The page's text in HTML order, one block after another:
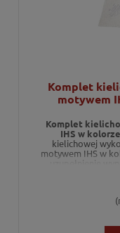
Komplet
motywem
Komplet
IHS w
kielichowej
motywem IHS w
uzupełnienie